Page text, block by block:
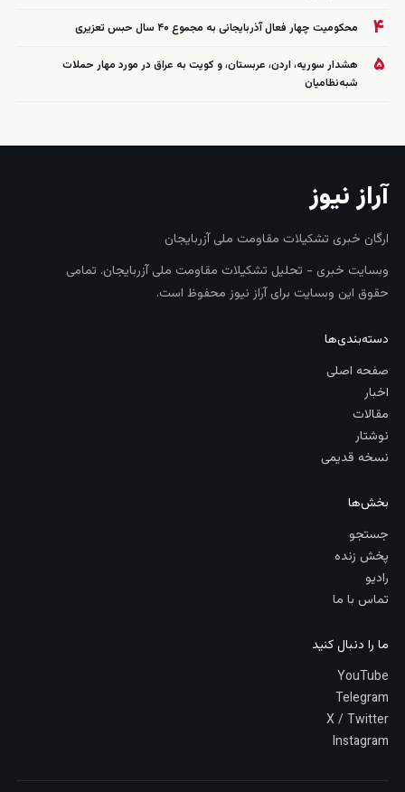
۴ محکومیت چهار فعال آذربایجانی به مجموع ۴۰ سال حبس تعزیری
۵
هشدار سوریه، اردن، عربستان، و کویت به عراق در مورد مهار حملات
شبه‌نظامیان
آراز نیوز
ارگان خبری تشکیلات مقاومت ملی آزربایجان
وبسایت خبری - تحلیل تشکیلات مقاومت ملی آزربایجان. تمامی
حقوق این وبسایت برای آراز نیوز محفوظ است.
دسته‌بندی‌ها
صفحه اصلی
اخبار
مقالات
نوشتار
نسخه قدیمی
بخش‌ها
جستجو
پخش زنده
رادیو
تماس با ما
ما را دنبال کنید
YouTube
Telegram
X / Twitter
Instagram